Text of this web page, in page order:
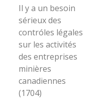
Il y a un besoin
sérieux des
contróles légales
sur les activités
des entreprises
minières
canadiennes
(1704)